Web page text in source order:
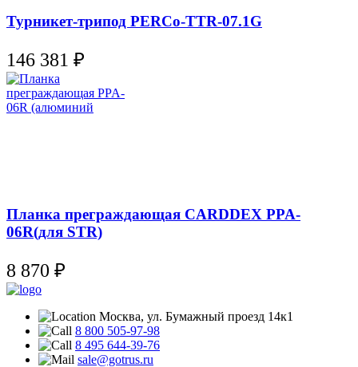
Турникет-трипод PERCo-TTR-07.1G
146 381 ₽
Планка преграждающая CARDDEX PPA-
06R(для STR)
8 870 ₽
Москва, ул. Бумажный проезд 14к1
8 800 505-97-98
8 495 644-39-76
sale@gotrus.ru